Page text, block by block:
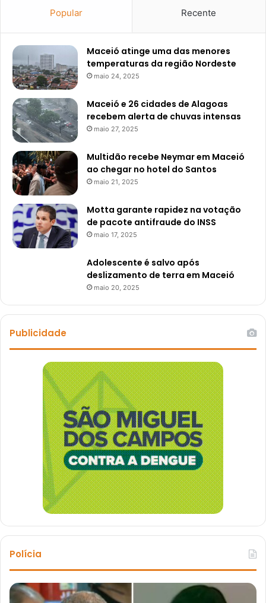
Popular Recente
Maceió atinge uma das menores
temperaturas da região Nordeste
maio 24, 2025
Maceió e 26 cidades de Alagoas
recebem alerta de chuvas intensas
maio 27, 2025
Multidão recebe Neymar em Maceió
ao chegar no hotel do Santos
maio 21, 2025
Motta garante rapidez na votação
de pacote antifraude do INSS
maio 17, 2025
Adolescente é salvo após
deslizamento de terra em Maceió
maio 20, 2025
Publicidade
Polícia